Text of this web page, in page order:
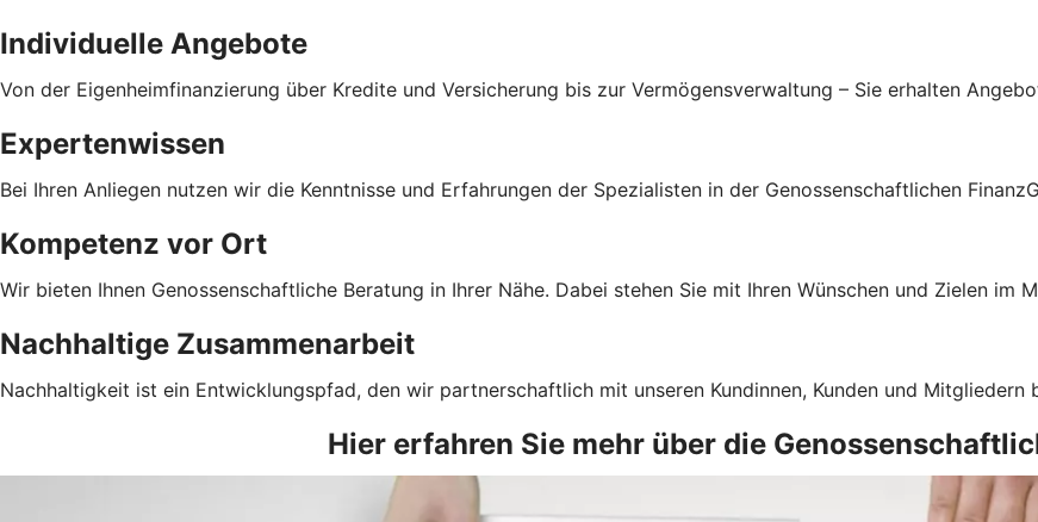
Individuelle Angebote
Von der Eigenheimfinanzierung über Kredite und Versicherung bis zur Vermögensverwaltung – Sie erhalten
Expertenwissen
Bei Ihren Anliegen nutzen wir die Kenntnisse und Erfahrungen der Spezialisten in der Genossenschaftlichen
Kompetenz vor Ort
Wir bieten Ihnen Genossenschaftliche Beratung in Ihrer Nähe. Dabei stehen Sie mit Ihren Wünschen und Zielen im
Nachhaltige Zusammenarbeit
Nachhaltigkeit ist ein Entwicklungspfad, den wir partnerschaftlich mit unseren Kundinnen, Kunden und Mitgliedern
Hier erfahren Sie mehr über die